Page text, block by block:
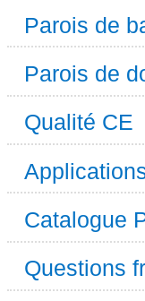
Parois de
Parois de
Qualité CE
Catalogue
Questions